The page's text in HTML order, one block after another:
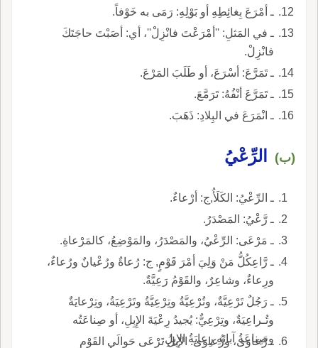
ـ أمْرَعَ بِغائِطِهِ أو بَوْلِهِ: رَمَى به خَوْفاً.
ـ في المَثلِ: ''أمْرَعْتَ فانْزِلْ''، أي: أصَبْتَ حاجَتَكَ
فانْزِلْ.
ـ تَمَرَّعَ: أسْرَعَ، أو طَلَبَ المَرْعَ.
ـ تَمَرَّعَ أنْفُهُ: تَرَمَّعَ.
ـ انْمَرَعَ في البِلادِ: ذَهَبَ.
(ب) الرِّعْيُ
ـ الرِّعْيُ: الكَلَأُ,ج: أرْعاءٌ.
ـ رَّعْيُ: المَصْدَرُ.
ـ مَرْعَى: الرِّعْيُ، والمَصْدَرُ، والمَوْضِعُ، كالمَرْعاةِ.
ـ رَّاعِكُلُّ مَنْ وَلِيَ أمْرَ قَوْمٍ, ج: رُعاةٌ ورُعْيانٌ ورُعاءٌ،
ورِعاءٌ، وشاعِرٌ، والقَوْمُ رَعِيَّةٌ.
ـ رَجُلٌ تَرْعِيَّةٌ، وتُرْعِيَّةُ وتِرْعِيَّةُ وتَرْعِيَةُ، وتِرْعايَةٌ
وتُـراعِيَةٌ، وتِرْعِيٌّ: يُجيدُ رِعْيَةَ الإِبِلِ، أو صِناعَتُه
وصِناعَةُ آبائِهِ رِعايَةُ الإِبِلِ.
ـ رَّعاوَى، ورُّعاوَى: الإِبِلُ تَرْعَى حَوالَيِ القَوْمِ